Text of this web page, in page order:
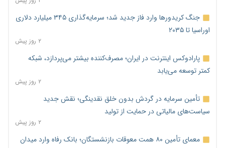
جنگ کریدورها وارد فاز جدید شد؛ سرمایه‌گذاری ۳۴۵ میلیارد دلاری
اوراسیا تا ۲۰۳۵
۲ روز پیش
پارادوکس اینترنت در ایران؛ مصرف‌کننده بیشتر می‌پردازد، شبکه
کمتر توسعه می‌یابد
۲ روز پیش
تأمین سرمایه در گردش بدون خلق نقدینگی؛ نقش جدید
سیاست‌های مالیاتی در حمایت از تولید
۲ روز پیش
معمای تأمین ۸۰ همت معوقات بازنشستگان؛ بانک رفاه وارد میدان